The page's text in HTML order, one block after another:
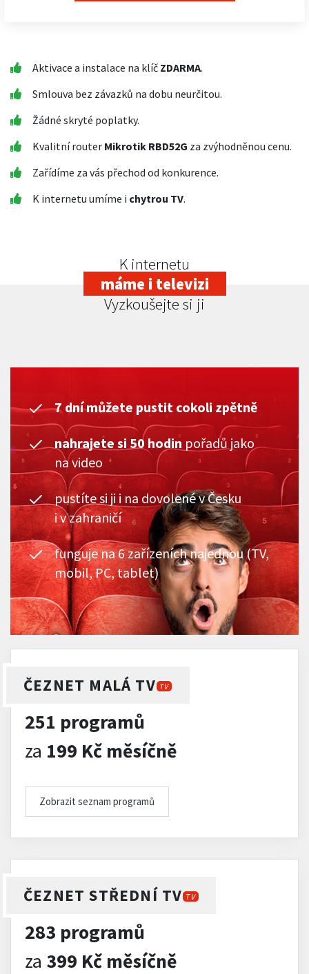
Aktivace a instalace na klíč ZDARMA.
Smlouva bez závazků na dobu neurčitou.
Žádné skryté poplatky.
Kvalitní router Mikrotik RBD52G za zvýhodněnou cenu.
Zařídíme za vás přechod od konkurence.
K internetu umíme i chytrou TV.
K internetu
máme i televizi
Vyzkoušejte si ji
7 dní můžete pustit cokoli zpětně
nahrajete si 50 hodin pořadů jako
na video
pustíte si ji i na dovolené v Česku
i v zahraničí
funguje na 6 zařízeních najednou (TV,
mobil, PC, tablet)
ČEZNET MALÁ TV TV
251 programů
za 199 Kč měsíčně
Zobrazit seznam programů
ČEZNET STŘEDNÍ TV TV
283 programů
za 399 Kč měsíčně